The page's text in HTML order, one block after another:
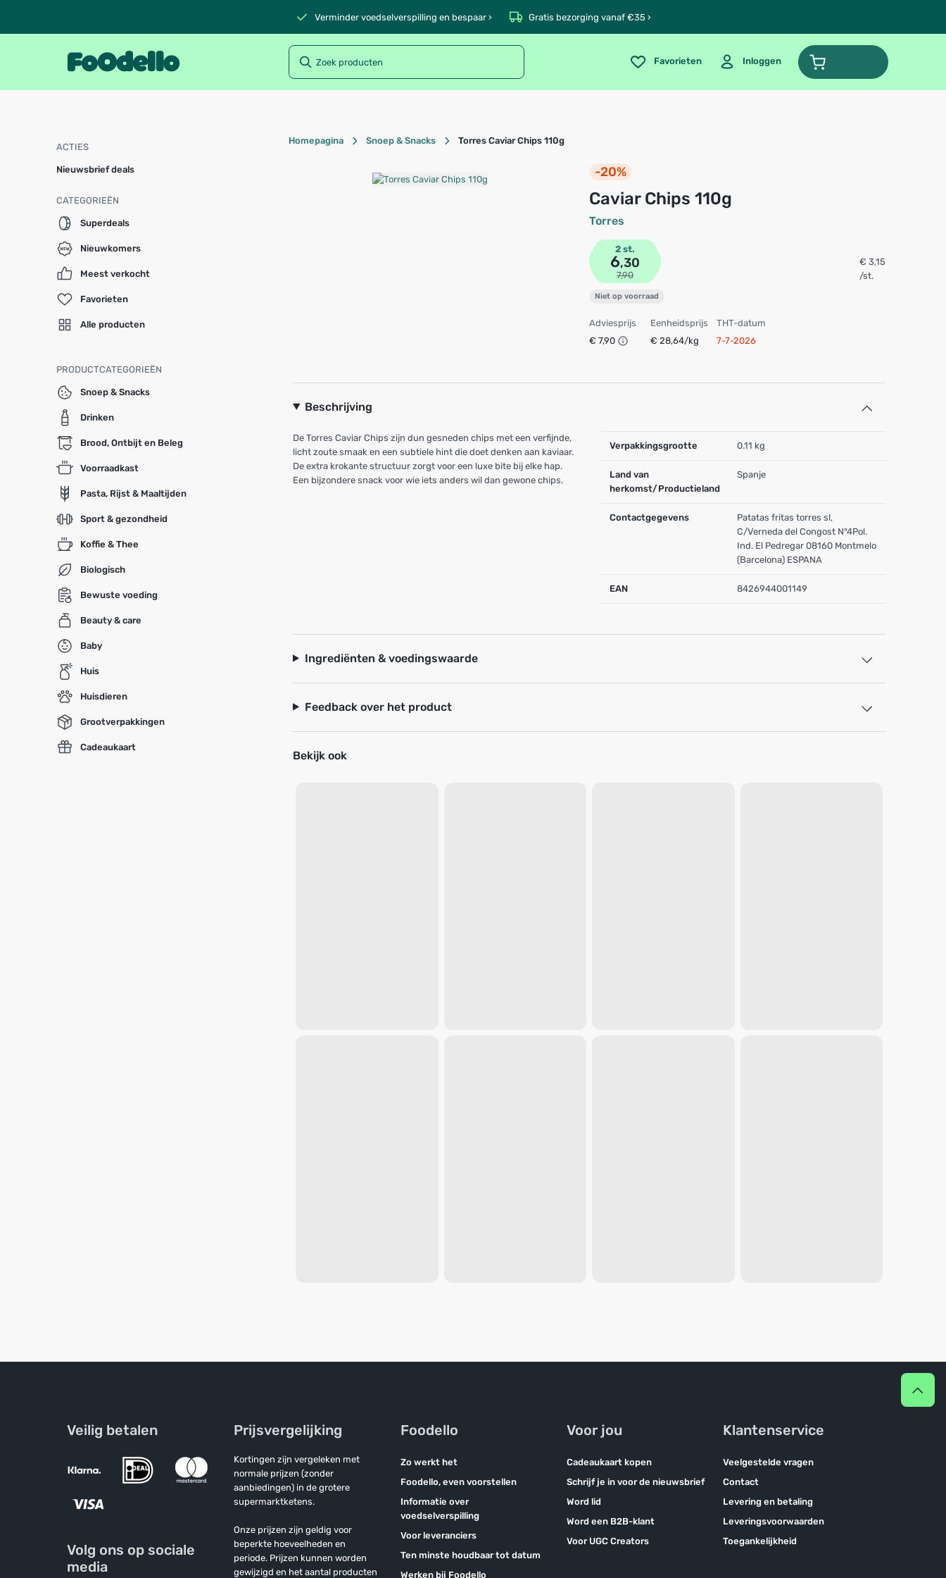
Verminder voedselverspilling en bespaar › Gratis bezorging vanaf €35 ›
Favorieten Inloggen
ACTIES
Nieuwsbrief deals
CATEGORIEËN
Superdeals
Nieuwkomers
Meest verkocht
Favorieten
Alle producten
PRODUCTCATEGORIEËN
Snoep & Snacks
Drinken
Brood, Ontbijt en Beleg
Voorraadkast
Pasta, Rijst & Maaltijden
Sport & gezondheid
Koffie & Thee
Biologisch
Bewuste voeding
Beauty & care
Baby
Huis
Huisdieren
Grootverpakkingen
Cadeaukaart
Homepagina Snoep & Snacks Torres Caviar Chips 110g
-20%
Caviar Chips 110g
Torres
2 st.
6,30
7,90
€ 3,15
/st.
Niet op voorraad
Adviesprijs
€ 7,90
Eenheidsprijs
€ 28,64/kg
THT-datum
7-7-2026
Beschrijving
De Torres Caviar Chips zijn dun gesneden chips met een verfijnde,
licht zoute smaak en een subtiele hint die doet denken aan kaviaar.
De extra krokante structuur zorgt voor een luxe bite bij elke hap.
Een bijzondere snack voor wie iets anders wil dan gewone chips.
Verpakkingsgrootte 0.11 kg
Land van
herkomst/Productieland
Spanje
Contactgegevens
Patatas fritas torres sl,
C/Verneda del Congost N°4Pol.
Ind. El Pedregar 08160 Montmelo
(Barcelona) ESPANA
EAN 8426944001149
Ingrediënten & voedingswaarde
Feedback over het product
Bekijk ook
Veilig betalen
Volg ons op sociale
media
Prijsvergelijking
Kortingen zijn vergeleken met
normale prijzen (zonder
aanbiedingen) in de grotere
supermarktketens.
Onze prijzen zijn geldig voor
beperkte hoeveelheden en
periode. Prijzen kunnen worden
gewijzigd en het aantal producten
Foodello
Zo werkt het
Foodello, even voorstellen
Informatie over
voedselverspilling
Voor leveranciers
Ten minste houdbaar tot datum
Werken bij Foodello
Voor jou
Cadeaukaart kopen
Schrijf je in voor de nieuwsbrief
Word lid
Word een B2B-klant
Voor UGC Creators
Klantenservice
Veelgestelde vragen
Contact
Levering en betaling
Leveringsvoorwaarden
Toegankelijkheid